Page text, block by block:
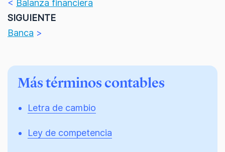
< Balanza financiera
SIGUIENTE
Banca >
Más términos contables
Letra de cambio
Ley de competencia